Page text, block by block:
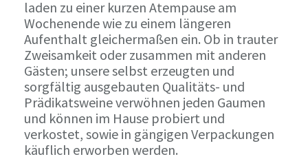
laden zu einer kurzen Atempause am
Wochenende wie zu einem längeren
Aufenthalt gleichermaßen ein. Ob in trauter
Zweisamkeit oder zusammen mit anderen
Gästen; unsere selbst erzeugten und
sorgfältig ausgebauten Qualitäts- und
Prädikatsweine verwöhnen jeden Gaumen
und können im Hause probiert und
verkostet, sowie in gängigen Verpackungen
käuflich erworben werden.